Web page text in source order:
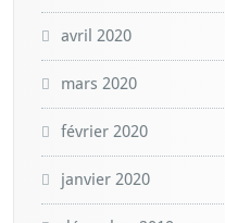
avril 2020
mars 2020
février 2020
janvier 2020